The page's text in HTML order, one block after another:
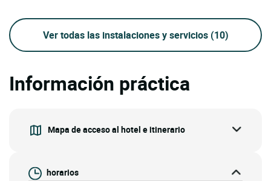
Ver todas las instalaciones y servicios (10)
Información práctica
Mapa de acceso al hotel e itinerario
horarios